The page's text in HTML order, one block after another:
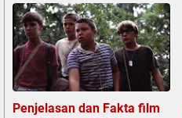
Penjelasan dan Fakta film